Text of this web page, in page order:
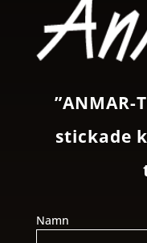
stickade
Namn